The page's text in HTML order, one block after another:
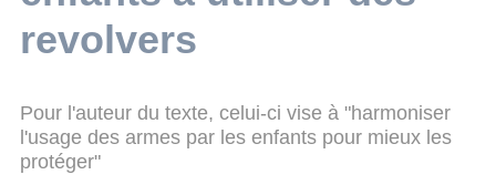
revolvers
Pour l'auteur du texte, celui-ci vise à "harmoniser
l'usage des armes par les enfants pour mieux les
protéger"